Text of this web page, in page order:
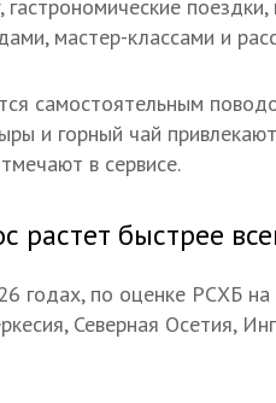
мастер-классами и
самостоятельным
и горный чай
в сервисе.
растет быстрее
годах, по оценке РСХБ
Северная Осетия,